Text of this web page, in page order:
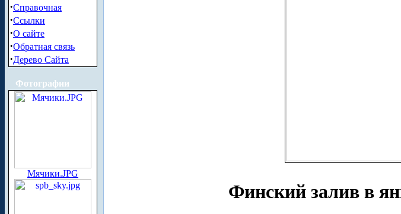
·Справочная
·Ссылки
·О сайте
·Обратная связь
·Дерево Сайта
Фотографии
Мячики.JPG
Финский залив в